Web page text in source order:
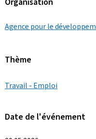
Agence pour le
Thème
Travail - Emploi
Date de l'événement